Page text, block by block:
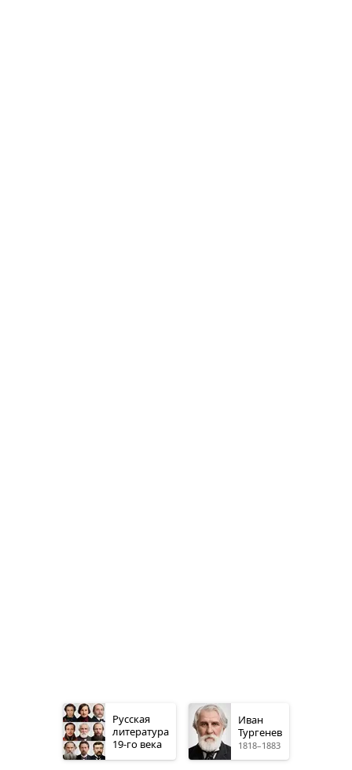
Русская
литература
19-го века
Иван
Тургенев
1818–1883